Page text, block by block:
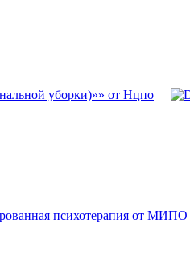
уборки)»» от Нцпо
психотерапия от МИПО